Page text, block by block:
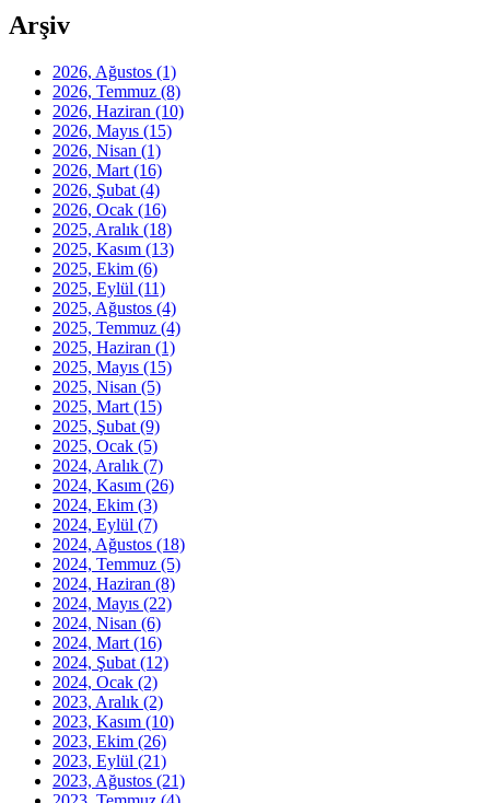
Arşiv
2026, Ağustos (1)
2026, Temmuz (8)
2026, Haziran (10)
2026, Mayıs (15)
2026, Nisan (1)
2026, Mart (16)
2026, Şubat (4)
2026, Ocak (16)
2025, Aralık (18)
2025, Kasım (13)
2025, Ekim (6)
2025, Eylül (11)
2025, Ağustos (4)
2025, Temmuz (4)
2025, Haziran (1)
2025, Mayıs (15)
2025, Nisan (5)
2025, Mart (15)
2025, Şubat (9)
2025, Ocak (5)
2024, Aralık (7)
2024, Kasım (26)
2024, Ekim (3)
2024, Eylül (7)
2024, Ağustos (18)
2024, Temmuz (5)
2024, Haziran (8)
2024, Mayıs (22)
2024, Nisan (6)
2024, Mart (16)
2024, Şubat (12)
2024, Ocak (2)
2023, Aralık (2)
2023, Kasım (10)
2023, Ekim (26)
2023, Eylül (21)
2023, Ağustos (21)